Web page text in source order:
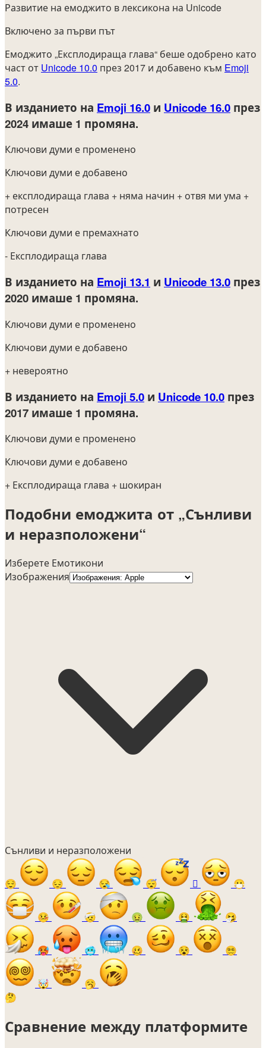
Развитие на емоджито в лексикона на Unicode
Включено за първи път
Емоджито „Експлодираща глава“ беше одобрено като
част от Unicode 10.0 през 2017 и добавено към Emoji
5.0.
В изданието на Emoji 16.0 и Unicode 16.0 през
2024 имаше 1 промяна.
Ключови думи е променено
Ключови думи е добавено
+ експлодираща глава + няма начин + отвя ми ума +
потресен
Ключови думи е премахнато
- Експлодираща глава
В изданието на Emoji 13.1 и Unicode 13.0 през
2020 имаше 1 промяна.
Ключови думи е променено
Ключови думи е добавено
+ невероятно
В изданието на Emoji 5.0 и Unicode 10.0 през
2017 имаше 1 промяна.
Ключови думи е променено
Ключови думи е добавено
+ Експлодираща глава + шокиран
Подобни емоджита от „Сънливи
и неразположени“
Изберете Емотикони
Изображения
Сънливи и неразположени
😌 😔 😪 😴 🫩 😷
🤒 🤕 🤢 🤮 🤧
🥵 🥶 🥴 😵 😵‍💫
🤯
🥱
🤔
Сравнение между платформите